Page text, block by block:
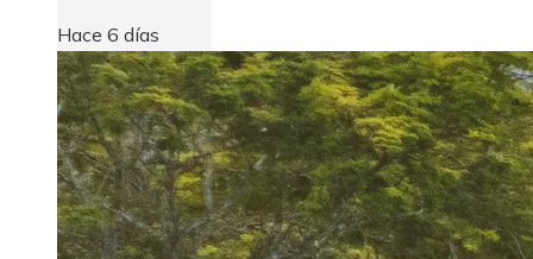
Hace 6 días